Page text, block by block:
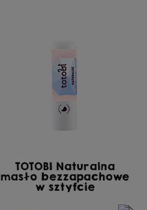
TOTOBI Naturalna
masło bezzapachowe
w sztyfcie